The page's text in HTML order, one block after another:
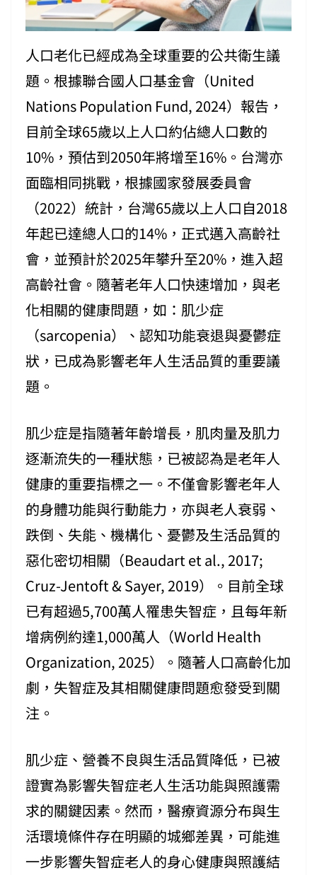
人口老化已經成為全球重要的公共衛生議
題。根據聯合國人口基金會（United
Nations Population Fund, 2024）報告，
目前全球65歲以上人口約佔總人口數的
10%，預估到2050年將增至16%。台灣亦
面臨相同挑戰，根據國家發展委員會
（2022）統計，台灣65歲以上人口自2018
年起已達總人口的14%，正式邁入高齡社
會，並預計於2025年攀升至20%，進入超
高齡社會。隨著老年人口快速增加，與老
化相關的健康問題，如：肌少症
（sarcopenia）、認知功能衰退與憂鬱症
狀，已成為影響老年人生活品質的重要議
題。
肌少症是指隨著年齡增長，肌肉量及肌力
逐漸流失的一種狀態，已被認為是老年人
健康的重要指標之一。不僅會影響老年人
的身體功能與行動能力，亦與老人衰弱、
跌倒、失能、機構化、憂鬱及生活品質的
惡化密切相關（Beaudart et al., 2017;
Cruz-Jentoft & Sayer, 2019）。目前全球
已有超過5,700萬人罹患失智症，且每年新
增病例約達1,000萬人（World Health
Organization, 2025）。隨著人口高齡化加
劇，失智症及其相關健康問題愈發受到關
注。
肌少症、營養不良與生活品質降低，已被
證實為影響失智症老人生活功能與照護需
求的關鍵因素。然而，醫療資源分布與生
活環境條件存在明顯的城鄉差異，可能進
一步影響失智症老人的身心健康與照護結